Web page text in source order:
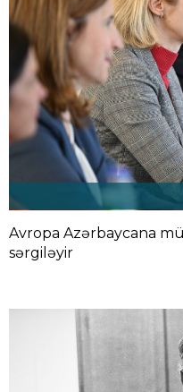
Avropa Azərbaycana
sərgiləyir